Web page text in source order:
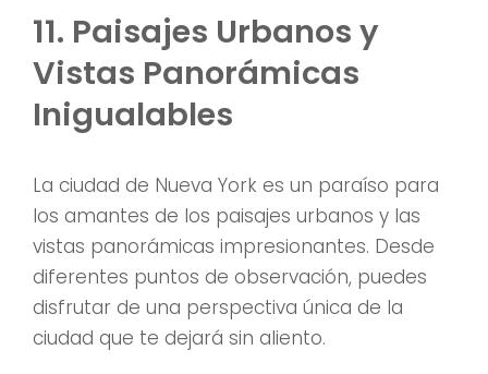
11. Paisajes Urbanos y
Vistas Panorámicas
Inigualables
La ciudad de Nueva York es un paraíso para
los amantes de los paisajes urbanos y las
vistas panorámicas impresionantes. Desde
diferentes puntos de observación, puedes
disfrutar de una perspectiva única de la
ciudad que te dejará sin aliento.